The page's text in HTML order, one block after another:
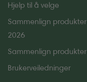
Hjelp til å velge
Sammenlign produkter
2026
Sammenlign produkter
Brukerveiledninger